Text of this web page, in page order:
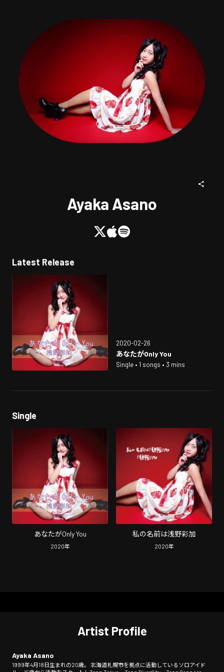
Ayaka Asano
Latest Release
2020-02-26
あなたがOnly You
Single • 1 songs • 3 mins
Single
あなたがOnly You
2020年
私の名前は浅野彩加
2020年
Artist Profile
Ayaka Asano
1999年4月18日生まれの20歳。 北海道札幌市を拠点に活動しているソロアイド